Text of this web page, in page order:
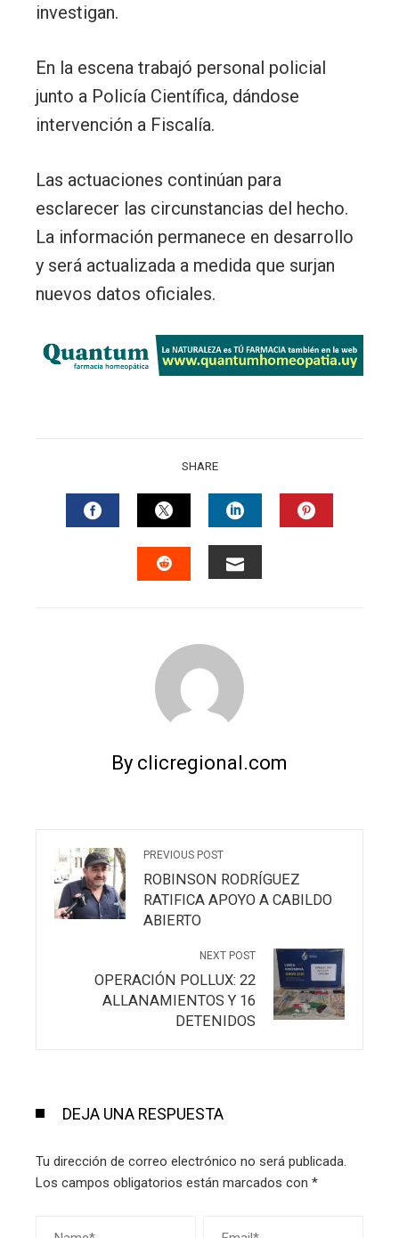
investigan.
En la escena trabajó personal policial
junto a Policía Científica, dándose
intervención a Fiscalía.
Las actuaciones continúan para
esclarecer las circunstancias del hecho.
La información permanece en desarrollo
y será actualizada a medida que surjan
nuevos datos oficiales.
SHARE
FACEBOOKTWITTERLINKEDIN
By clicregional.com
PREVIOUS POST
ROBINSON RODRÍGUEZ
RATIFICA APOYO A CABILDO
ABIERTO
NEXT POST
OPERACIÓN POLLUX: 22
ALLANAMIENTOS Y 16
DETENIDOS
DEJA UNA RESPUESTA
Tu dirección de correo electrónico no será publicada.
Los campos obligatorios están marcados con *